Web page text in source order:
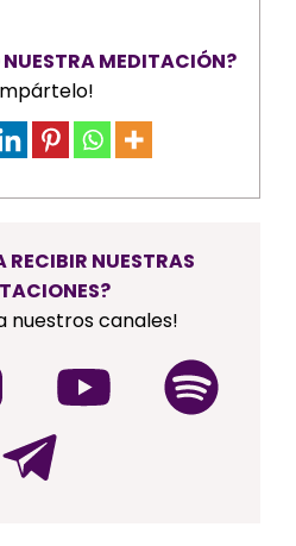
NUESTRA MEDITACIÓN?
RECIBIR NUESTRAS
nuestros canales!